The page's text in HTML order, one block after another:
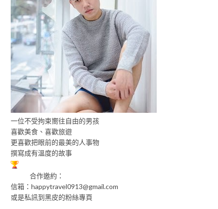
一位不受拘束嚮往自由的男孩
喜歡美食、喜歡旅遊
更喜歡把眼前的最美的人事物
撰寫成有溫度的故事
合作邀約：
信箱：happytravel0913@gmail.com
或是私訊到黑皮的粉絲專頁